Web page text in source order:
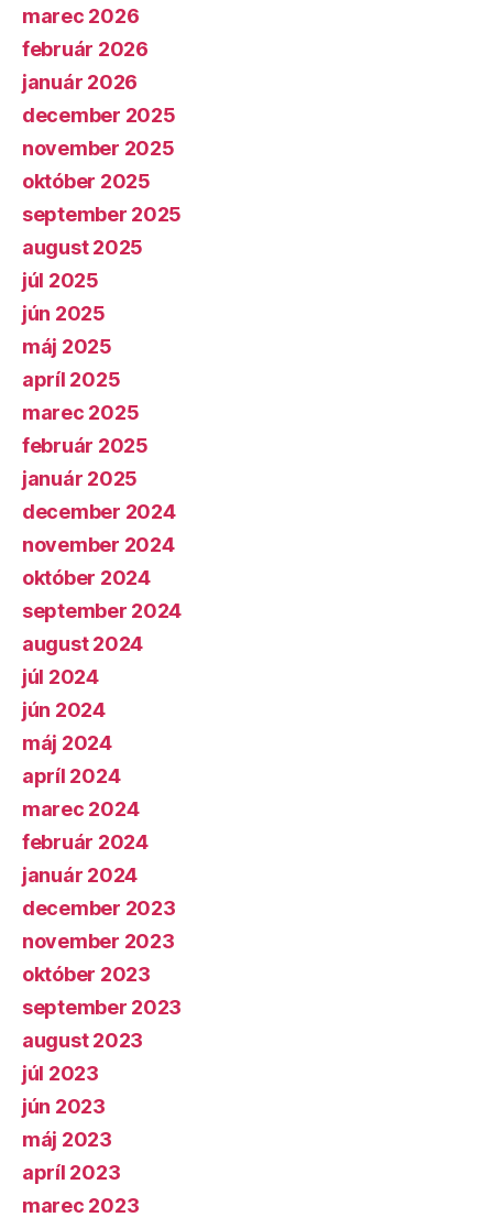
marec 2026
február 2026
január 2026
december 2025
november 2025
október 2025
september 2025
august 2025
júl 2025
jún 2025
máj 2025
apríl 2025
marec 2025
február 2025
január 2025
december 2024
november 2024
október 2024
september 2024
august 2024
júl 2024
jún 2024
máj 2024
apríl 2024
marec 2024
február 2024
január 2024
december 2023
november 2023
október 2023
september 2023
august 2023
júl 2023
jún 2023
máj 2023
apríl 2023
marec 2023